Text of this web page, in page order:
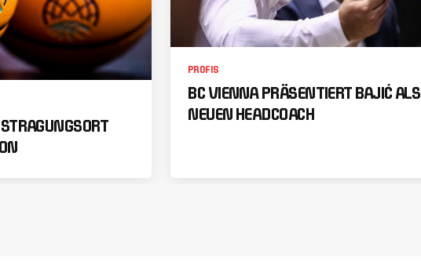
PROFIS
BC VIENNA PRÄSENTIERT BAJIĆ ALS
NEUEN HEADCOACH